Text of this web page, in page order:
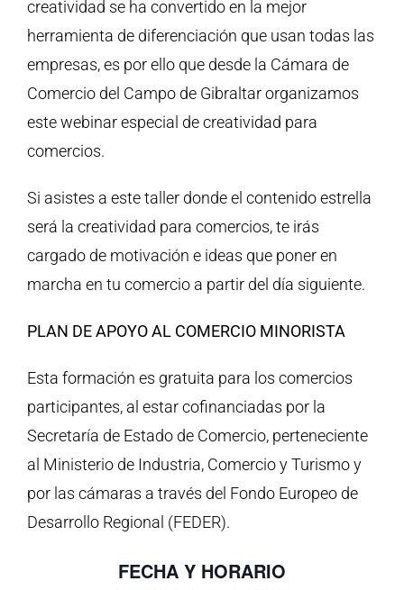
creatividad se ha convertido en la mejor
herramienta de diferenciación que usan todas las
empresas, es por ello que desde la Cámara de
Comercio del Campo de Gibraltar organizamos
este webinar especial de creatividad para
comercios.
Si asistes a este taller donde el contenido estrella
será la creatividad para comercios, te irás
cargado de motivación e ideas que poner en
marcha en tu comercio a partir del día siguiente.
PLAN DE APOYO AL COMERCIO MINORISTA
Esta formación es gratuita para los comercios
participantes, al estar cofinanciadas por la
Secretaría de Estado de Comercio, perteneciente
al Ministerio de Industria, Comercio y Turismo y
por las cámaras a través del Fondo Europeo de
Desarrollo Regional (FEDER).
FECHA Y HORARIO